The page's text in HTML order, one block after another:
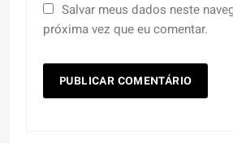
Salvar meus dados neste
próxima vez que eu comentar.